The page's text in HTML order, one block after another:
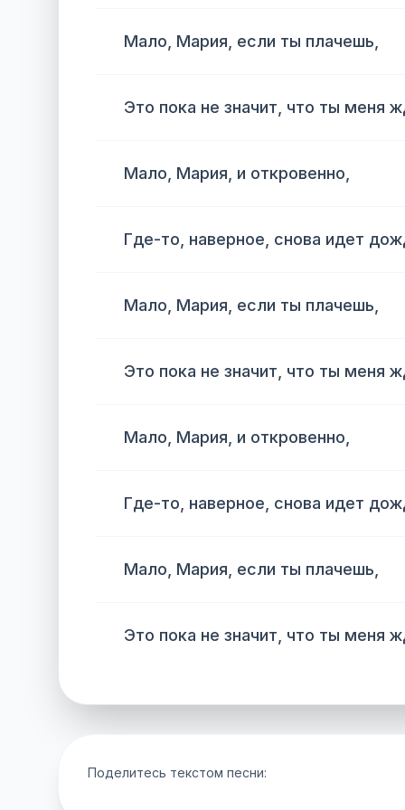
Мало, Мария, если ты плачешь,
Это пока не значит, что ты меня
Мало, Мария, и откровенно,
Где-то, наверное, снова идет
Мало, Мария, если ты плачешь,
Это пока не значит, что ты меня
Мало, Мария, и откровенно,
Где-то, наверное, снова идет
Мало, Мария, если ты плачешь,
Это пока не значит, что ты меня
Поделитесь текстом песни: